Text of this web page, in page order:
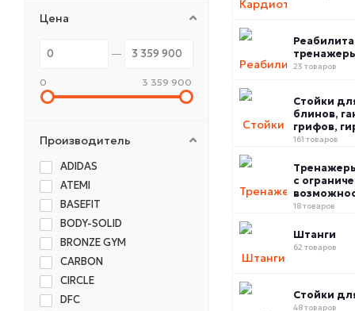
23 товаров
Стойки
блинов,
грифов,
161 товаров
с
18 товаров
Штанги
62 товаров
Стойки
48 товаров
Цена
0 3 359 900
Производитель
ADIDAS
ATEMI
BASEFIT
BODY-SOLID
BRONZE GYM
CARBON
CIRCLE
DFC